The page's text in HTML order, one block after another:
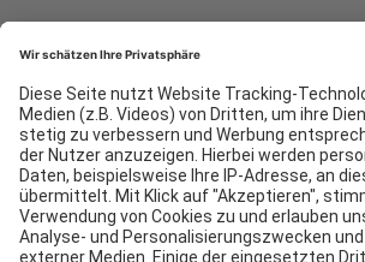
Philosophie
Services
Downloads
Kontakt
EDI